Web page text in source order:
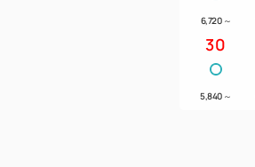
6,720 ～
30
5,840 ～